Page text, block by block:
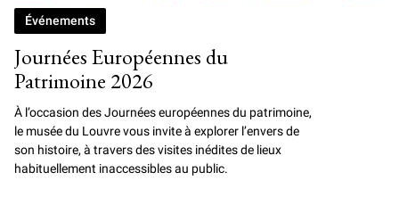
Journées Européennes du
Patrimoine 2026
Événements
À l’occasion des Journées européennes du patrimoine,
le musée du Louvre vous invite à explorer l’envers de
son histoire, à travers des visites inédites de lieux
habituellement inaccessibles au public.